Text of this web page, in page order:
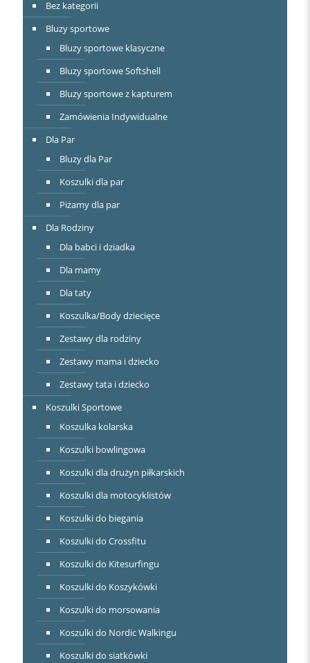
Bez kategorii
Bluzy sportowe
Bluzy sportowe klasyczne
Bluzy sportowe Softshell
Bluzy sportowe z kapturem
Zamówienia Indywidualne
Dla Par
Bluzy dla Par
Koszulki dla par
Piżamy dla par
Dla Rodziny
Dla babci i dziadka
Dla mamy
Dla taty
Koszulka/Body dziecięce
Zestawy dla rodziny
Zestawy mama i dziecko
Zestawy tata i dziecko
Koszulki Sportowe
Koszulka kolarska
Koszulki bowlingowa
Koszulki dla drużyn piłkarskich
Koszulki dla motocyklistów
Koszulki do biegania
Koszulki do Crossfitu
Koszulki do Kitesurfingu
Koszulki do Koszykówki
Koszulki do morsowania
Koszulki do Nordic Walkingu
Koszulki do siatkówki